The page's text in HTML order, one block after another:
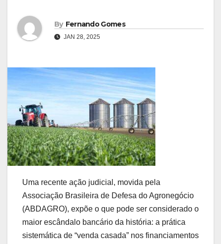
By Fernando Gomes
JAN 28, 2025
Uma recente ação judicial, movida pela
Associação Brasileira de Defesa do Agronegócio
(ABDAGRO), expõe o que pode ser considerado o
maior escândalo bancário da história: a prática
sistemática de “venda casada” nos financiamentos